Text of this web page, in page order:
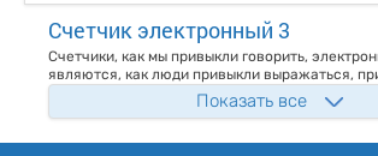
Счетчик электронный 3
Счетчики, как мы привыкли говорить,
являются, как люди привыкли выражаться,
Показать все